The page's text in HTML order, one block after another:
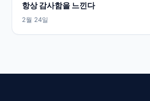
항상 감사함을 느낀다
2월 24일